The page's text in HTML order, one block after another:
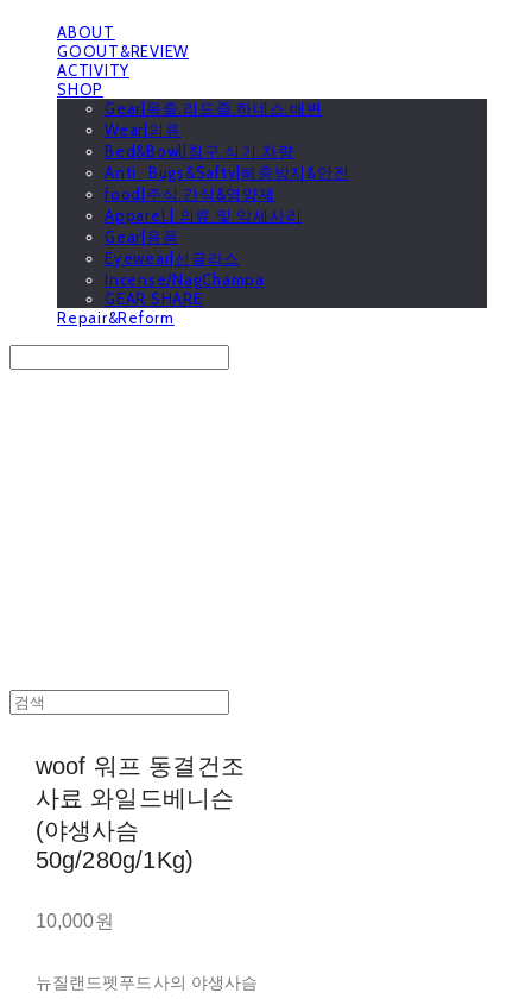
ABOUT
GOOUT&REVIEW
ACTIVITY
SHOP
Gear|목줄.리드줄.하네스.배변
Wear|의류
Bed&Bowl|침구.식기.차량
Anti_Bugs&Safty|해충방지&안전
food|주식.간식&영양제
Apparel | 의류 및 악세사리
Gear|용품
Eyewear|선글라스
Incense/NagChampa
GEAR SHARE
Repair&Reform
woof 워프 동결건조
사료 와일드베니슨
(야생사슴
50g/280g/1Kg)
10,000원
뉴질랜드펫푸드사의 야생사슴